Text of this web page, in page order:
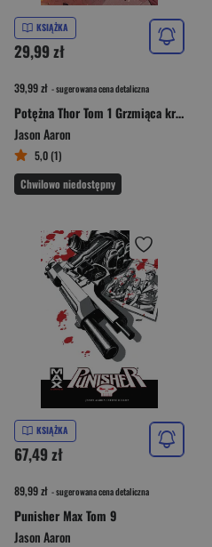
KSIĄŻKA
29,99 zł
39,99 zł - sugerowana cena detaliczna
Potężna Thor Tom 1 Grzmiąca krew
Jason Aaron
5,0 (1)
Chwilowo niedostępny
KSIĄŻKA
67,49 zł
89,99 zł - sugerowana cena detaliczna
Punisher Max Tom 9
Jason Aaron